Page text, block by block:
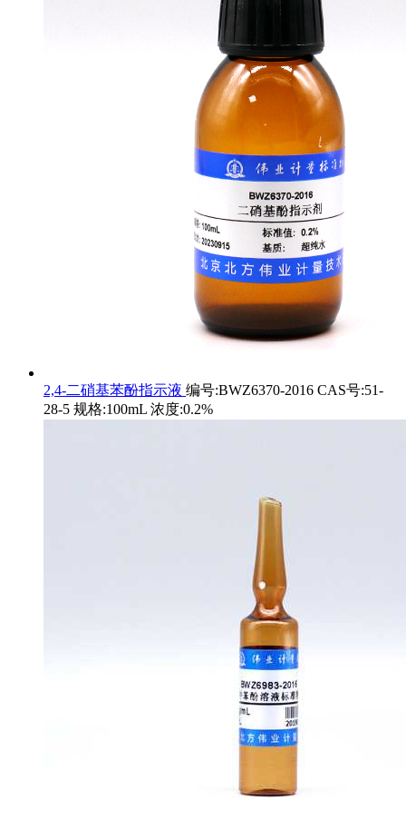
2,4-二硝基苯酚指示液 编号:BWZ6370-2016 CAS号:51-
28-5 规格:100mL 浓度:0.2%